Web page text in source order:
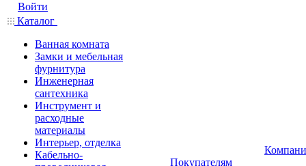
Войти
Каталог
Ванная комната
Замки и мебельная
фурнитура
Инженерная
сантехника
Инструмент и
расходные
материалы
Интерьер, отделка
Кабельно-
Покупателям